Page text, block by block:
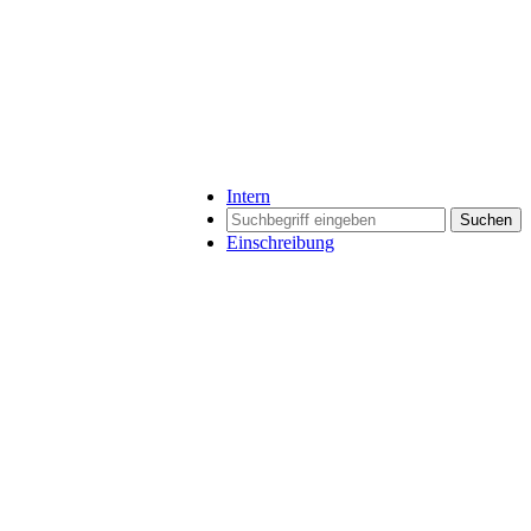
Intern
Suchen
Einschreibung